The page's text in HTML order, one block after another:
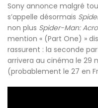
Sony annonce malgré
s’appelle désormais
non plus Spider-Man:
mention « (Part One) »
rassurent : la seconde
arrivera au cinéma le 29
(probablement le 27 en